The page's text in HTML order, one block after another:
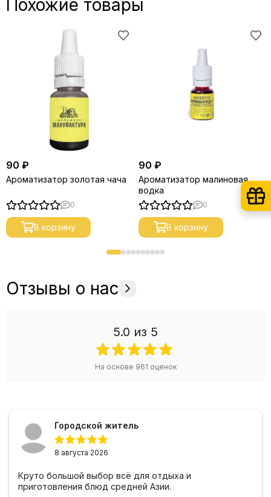
Похожие товары
90 ₽
Ароматизатор золотая чача
0
В корзину
90 ₽
Ароматизатор малиновая
водка
0
В корзину
Отзывы о нас
5.0 из 5
На основе 961 оценок
Городской житель
8 августа 2026
Круто большой выбор всё для отдыха и
приготовления блюд средней Азии.